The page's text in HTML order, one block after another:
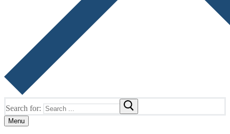
Search for:
Menu